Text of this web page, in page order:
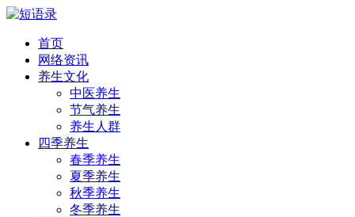
首页
网络资讯
养生文化
中医养生
节气养生
养生人群
四季养生
春季养生
夏季养生
秋季养生
冬季养生